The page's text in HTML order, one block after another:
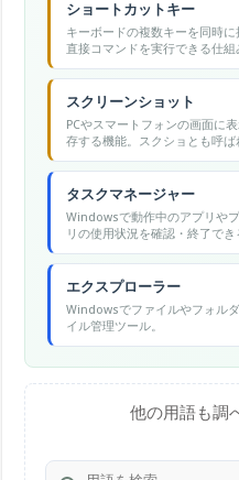
ショートカットキー
キーボードの複数キーを同時
直接コマンドを実行できる仕
る。
スクリーンショット
PCやスマートフォンの画面に
存する機能。スクショとも呼ば
タスクマネージャー
Windowsで動作中のアプリや
リの使用状況を確認・終了でき
エクスプローラー
Windowsでファイルやフォル
イル管理ツール。
他の用語も調